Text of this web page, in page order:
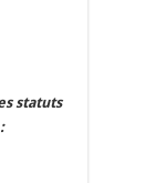
statuts